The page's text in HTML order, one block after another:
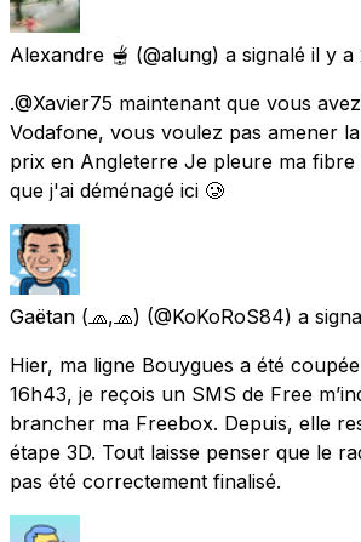
Alexandre 🫕 (@alung) a signalé il y a
.@Xavier75 maintenant que vous
Vodafone, vous voulez pas amener
prix en Angleterre Je pleure ma fibre
que j'ai déménagé ici 🥲
Gaëtan (🧢,🧢) (@KoKoRoS84) a
Hier, ma ligne Bouygues a été
16h43, je reçois un SMS de Free
brancher ma Freebox. Depuis, elle
étape 3D. Tout laisse penser que le
pas été correctement finalisé.